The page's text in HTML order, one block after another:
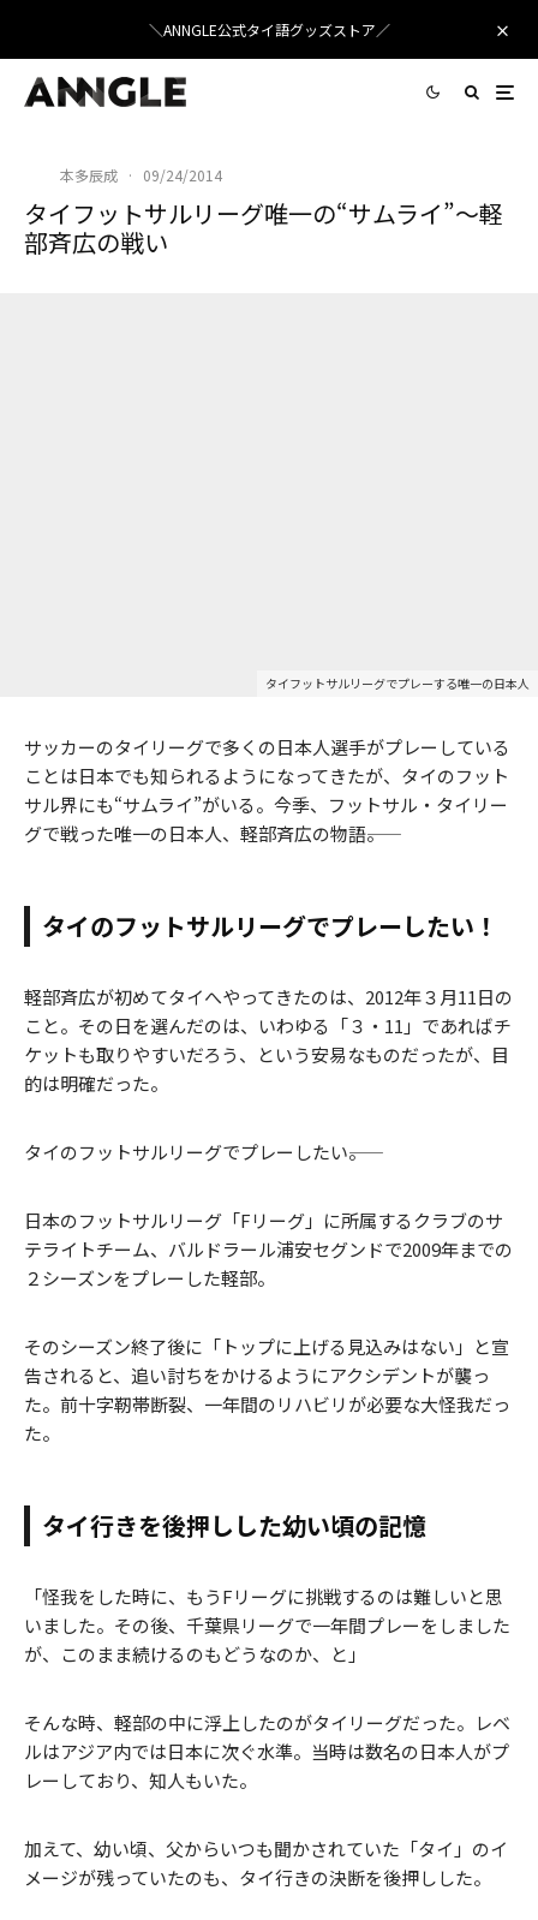
＼ANNGLE公式タイ語グッズストア／
本多辰成 · 09/24/2014
タイフットサルリーグ唯一の“サムライ”〜軽
部斉広の戦い
タイフットサルリーグでプレーする唯一の日本人
サッカーのタイリーグで多くの日本人選手がプレーしている
ことは日本でも知られるようになってきたが、タイのフット
サル界にも“サムライ”がいる。今季、フットサル・タイリー
グで戦った唯一の日本人、軽部斉広の物語――。
タイのフットサルリーグでプレーしたい！
軽部斉広が初めてタイへやってきたのは、2012年３月11日の
こと。その日を選んだのは、いわゆる「３・11」であればチ
ケットも取りやすいだろう、という安易なものだったが、目
的は明確だった。
タイのフットサルリーグでプレーしたい――。
日本のフットサルリーグ「Fリーグ」に所属するクラブのサ
テライトチーム、バルドラール浦安セグンドで2009年までの
２シーズンをプレーした軽部。
そのシーズン終了後に「トップに上げる見込みはない」と宣
告されると、追い討ちをかけるようにアクシデントが襲っ
た。前十字靭帯断裂、一年間のリハビリが必要な大怪我だっ
た。
タイ行きを後押しした幼い頃の記憶
「怪我をした時に、もうFリーグに挑戦するのは難しいと思
いました。その後、千葉県リーグで一年間プレーをしました
が、このまま続けるのもどうなのか、と」
そんな時、軽部の中に浮上したのがタイリーグだった。レベ
ルはアジア内では日本に次ぐ水準。当時は数名の日本人がプ
レーしており、知人もいた。
加えて、幼い頃、父からいつも聞かされていた「タイ」のイ
メージが残っていたのも、タイ行きの決断を後押しした。